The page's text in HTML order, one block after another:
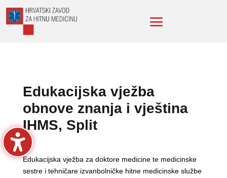
Edukacijska vježba
obnove znanja i vještina
IHMS, Split
Edukacijska vježba za doktore medicine te medicinske
sestre i tehničare izvanbolničke hitne medicinske službe